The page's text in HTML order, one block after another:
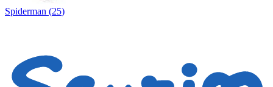
Spiderman (25)